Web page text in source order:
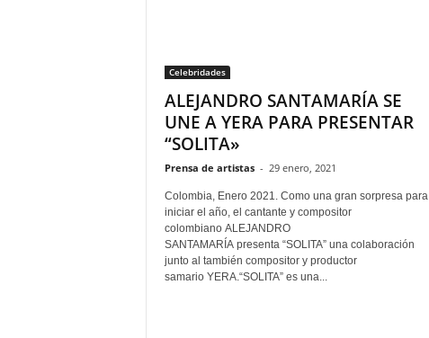
Celebridades
ALEJANDRO SANTAMARÍA SE
UNE A YERA PARA PRESENTAR
“SOLITA»
Prensa de artistas - 29 enero, 2021
Colombia, Enero 2021. Como una gran sorpresa para
iniciar el año, el cantante y compositor
colombiano ALEJANDRO
SANTAMARÍA presenta “SOLITA” una colaboración
junto al también compositor y productor
samario YERA.“SOLITA” es una...